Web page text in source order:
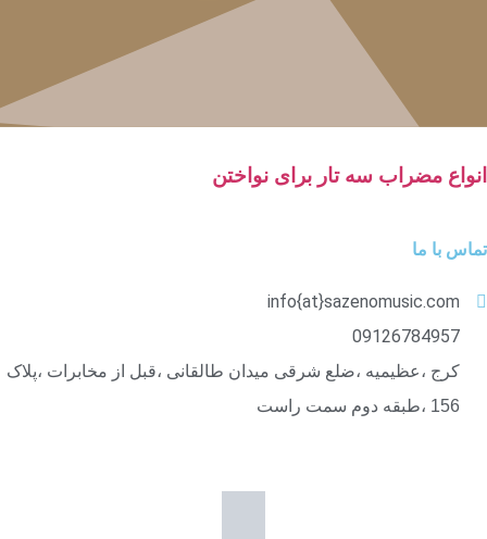
انواع مضراب سه تار برای نواختن
تماس با ما
info{at}sazenomusic.com
09126784957
کرج ،عظیمیه ،ضلع شرقی میدان طالقانی ،قبل از مخابرات ،پلاک
156 ،طبقه دوم سمت راست